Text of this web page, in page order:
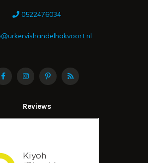
0522476034
Reviews